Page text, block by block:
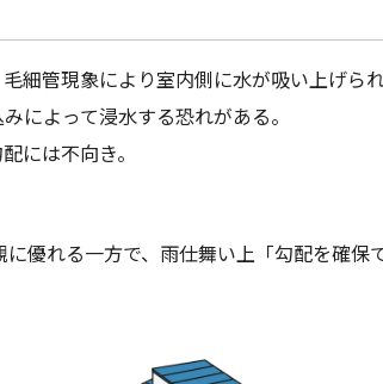
細管現象により室内側に水が吸い上げら
によって浸水する恐れがある。
には不向き。
優れる一方で、雨仕舞い上「勾配を確保